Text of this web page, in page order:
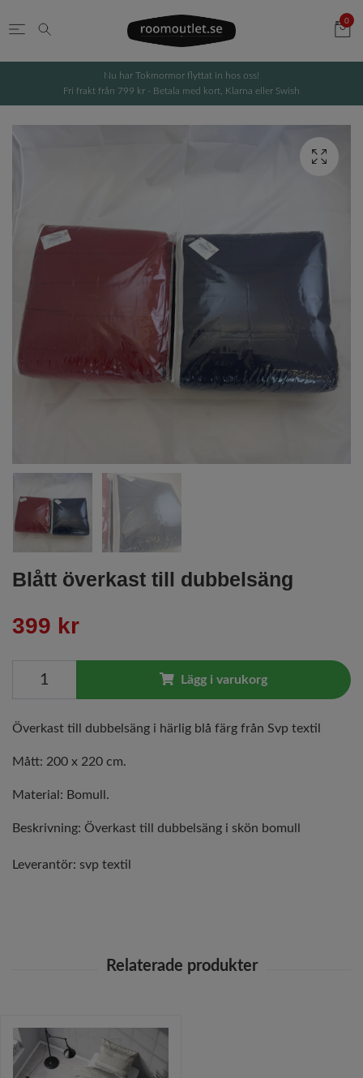
0
Nu har Tokmormor flyttat in hos oss!
Fri frakt från 799 kr - Betala med kort, Klarna eller Swish
Blått överkast till dubbelsäng
399 kr
Lägg i varukorg
Överkast till dubbelsäng i härlig blå färg från Svp textil
Mått: 200 x 220 cm.
Material: Bomull.
Beskrivning: Överkast till dubbelsäng i skön bomull
Leverantör: svp textil